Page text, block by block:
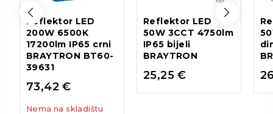
Reflektor LED
200W 6500K
17200lm IP65 crni
BRAYTRON BT60-
39631
73,42€
Nema na skladištu
Reflektor LED
50W 3CCT 4750lm
IP65 bijeli
BRAYTRON
25,25€